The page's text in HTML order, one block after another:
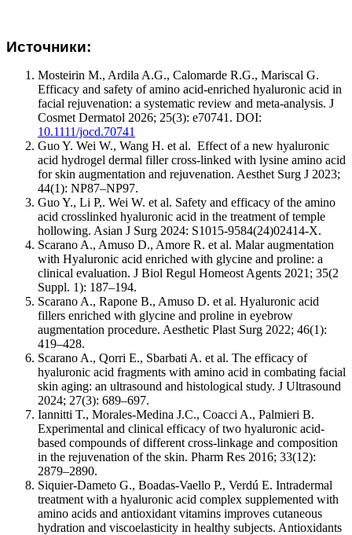
Источники:
Mosteirin M., Ardila A.G., Calomarde R.G., Mariscal G.
Efficacy and safety of amino acid-enriched hyaluronic acid in
facial rejuvenation: a systematic review and meta-analysis. J
Cosmet Dermatol 2026; 25(3): e70741. DOI:
10.1111/jocd.70741
Guo Y. Wei W., Wang H. et al. Effect of a new hyaluronic
acid hydrogel dermal filler cross-linked with lysine amino acid
for skin augmentation and rejuvenation. Aesthet Surg J 2023;
44(1): NP87–NP97.
Guo Y., Li P,. Wei W. et al. Safety and efficacy of the amino
acid crosslinked hyaluronic acid in the treatment of temple
hollowing. Asian J Surg 2024: S1015-9584(24)02414-X.
Scarano A., Amuso D., Amore R. et al. Malar augmentation
with Hyaluronic acid enriched with glycine and proline: a
clinical evaluation. J Biol Regul Homeost Agents 2021; 35(2
Suppl. 1): 187–194.
Scarano A., Rapone B., Amuso D. et al. Hyaluronic acid
fillers enriched with glycine and proline in eyebrow
augmentation procedure. Aesthetic Plast Surg 2022; 46(1):
419–428.
Scarano A., Qorri E., Sbarbati A. et al. The efficacy of
hyaluronic acid fragments with amino acid in combating facial
skin aging: an ultrasound and histological study. J Ultrasound
2024; 27(3): 689–697.
Iannitti T., Morales-Medina J.C., Coacci A., Palmieri B.
Experimental and clinical efficacy of two hyaluronic acid-
based compounds of different cross-linkage and composition
in the rejuvenation of the skin. Pharm Res 2016; 33(12):
2879–2890.
Siquier-Dameto G., Boadas-Vaello P., Verdú E. Intradermal
treatment with a hyaluronic acid complex supplemented with
amino acids and antioxidant vitamins improves cutaneous
hydration and viscoelasticity in healthy subjects. Antioxidants